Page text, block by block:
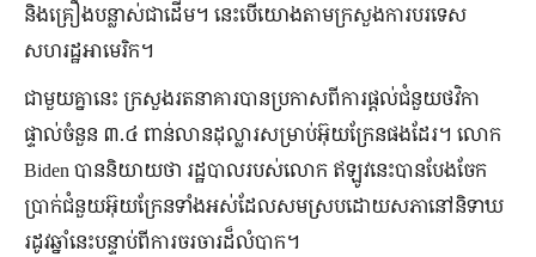
និងគ្រឿងបន្លាស់ជាដើម។ នេះបើយោងតាមក្រសួងការបរទេស
សហរដ្ឋអាមេរិក។
ជាមួយគ្នានេះ ក្រសួងរតនាគារបានប្រកាសពីការផ្តល់ជំនួយថវិកា
ផ្ទាល់ចំនួន ៣.៤ ពាន់លានដុល្លារសម្រាប់អ៊ុយក្រែនផងដែរ។ លោក
Biden បាននិយាយថា រដ្ឋបាលរបស់លោក ឥឡូវនេះបានបែងចែក
ប្រាក់ជំនួយអ៊ុយក្រែនទាំងអស់ដែលសមស្របដោយសភានៅនិទាឃ
រដូវឆ្នាំនេះបន្ទាប់ពីការចរចារដ៏លំបាក។